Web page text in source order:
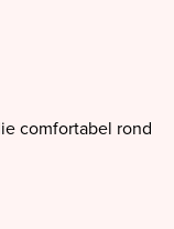
comfortabel rond